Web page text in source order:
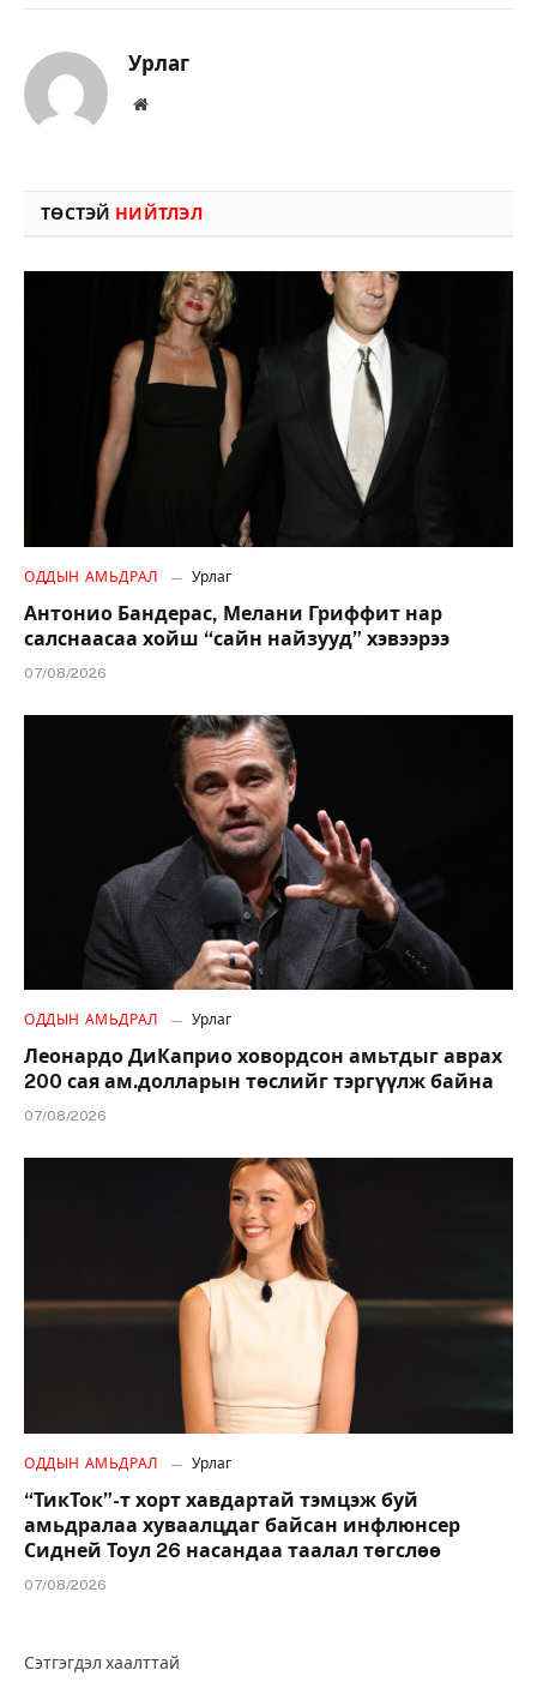
Урлаг
Вэбсайт
ТӨСТЭЙ НИЙТЛЭЛ
ОДДЫН АМЬДРАЛ Урлаг
Антонио Бандерас, Мелани Гриффит нар
салснаасаа хойш “сайн найзууд” хэвээрээ
07/08/2026
ОДДЫН АМЬДРАЛ Урлаг
Леонардо ДиКаприо ховордсон амьтдыг аврах
200 сая ам.долларын төслийг тэргүүлж байна
07/08/2026
ОДДЫН АМЬДРАЛ Урлаг
“ТикТок”-т хорт хавдартай тэмцэж буй
амьдралаа хуваалцдаг байсан инфлюнсер
Сидней Тоул 26 насандаа таалал төгслөө
07/08/2026
Сэтгэгдэл хаалттай